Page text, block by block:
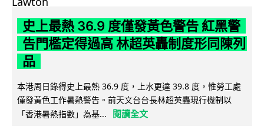
史上最熱 36.9 度僅發黃色警告 紅黑警
告門檻定得過高 林超英轟制度形同陳列
品
本港周日錄得史上最熱 36.9 度，上水更達 39.8 度，惟勞工處
僅發黃色工作暑熱警告。前天文台台長林超英轟現行機制以
「香港暑熱指數」為基...
閱讀全文